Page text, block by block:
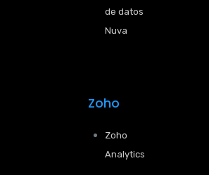
de datos
Nuva
Zoho
Zoho
Analytics